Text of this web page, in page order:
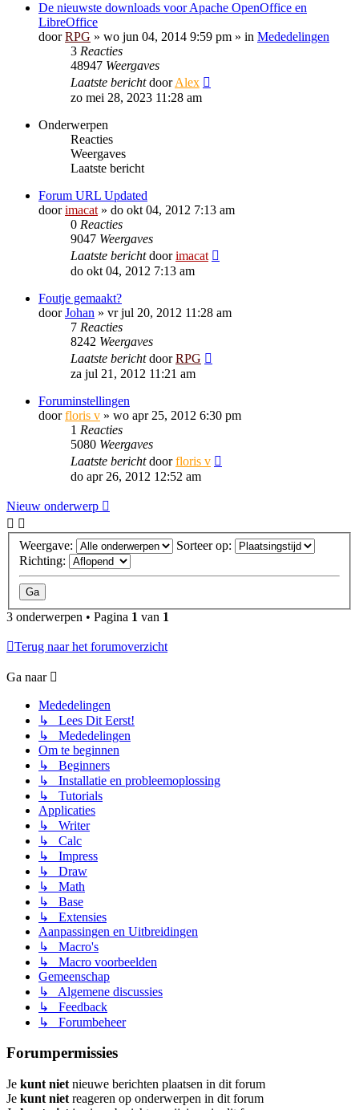
De nieuwste downloads voor Apache OpenOffice en
LibreOffice
doorRPG » wo jun 04, 2014 9:59 pm » in Mededelingen
3 Reacties
48947 Weergaves
Laatste berichtdoorAlex
zo mei 28, 2023 11:28 am
Onderwerpen
Reacties
Weergaves
Laatste bericht
Forum URL Updated
doorimacat » do okt 04, 2012 7:13 am
0 Reacties
9047 Weergaves
Laatste berichtdoorimacat
do okt 04, 2012 7:13 am
Foutje gemaakt?
doorJohan » vr jul 20, 2012 11:28 am
7 Reacties
8242 Weergaves
Laatste berichtdoorRPG
za jul 21, 2012 11:21 am
Foruminstellingen
doorfloris v » wo apr 25, 2012 6:30 pm
1 Reacties
5080 Weergaves
Laatste berichtdoorfloris v
do apr 26, 2012 12:52 am
Nieuw onderwerp
Weergave:
Sorteer op:
Richting:
3 onderwerpen • Pagina 1 van 1
Terug naar het forumoverzicht
Ga naar
Mededelingen
↳ Lees Dit Eerst!
↳ Mededelingen
Om te beginnen
↳ Beginners
↳ Installatie en probleemoplossing
↳ Tutorials
Applicaties
↳ Writer
↳ Calc
↳ Impress
↳ Draw
↳ Math
↳ Base
↳ Extensies
Aanpassingen en Uitbreidingen
↳ Macro's
↳ Macro voorbeelden
Gemeenschap
↳ Algemene discussies
↳ Feedback
↳ Forumbeheer
Forumpermissies
Je kunt niet nieuwe berichten plaatsen in dit forum
Je kunt niet reageren op onderwerpen in dit forum